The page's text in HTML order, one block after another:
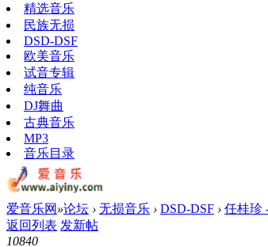
精选音乐
民族无损
DSD-DSF
欧美音乐
试音专辑
纯音乐
DJ舞曲
古典音乐
MP3
音乐目录
爱音乐网 »论坛 › 无损音乐 › DSD-DSF › 任桂珍
返回列表 发新帖
10840